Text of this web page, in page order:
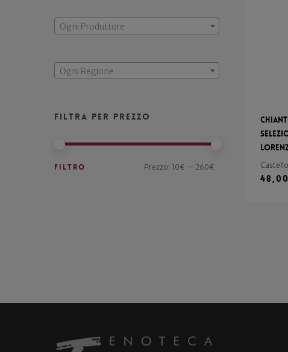
Ogni Produttore
Ogni Regione
Filtra per prezzo
Filtro Prezzo: 10€ — 260€
48,00